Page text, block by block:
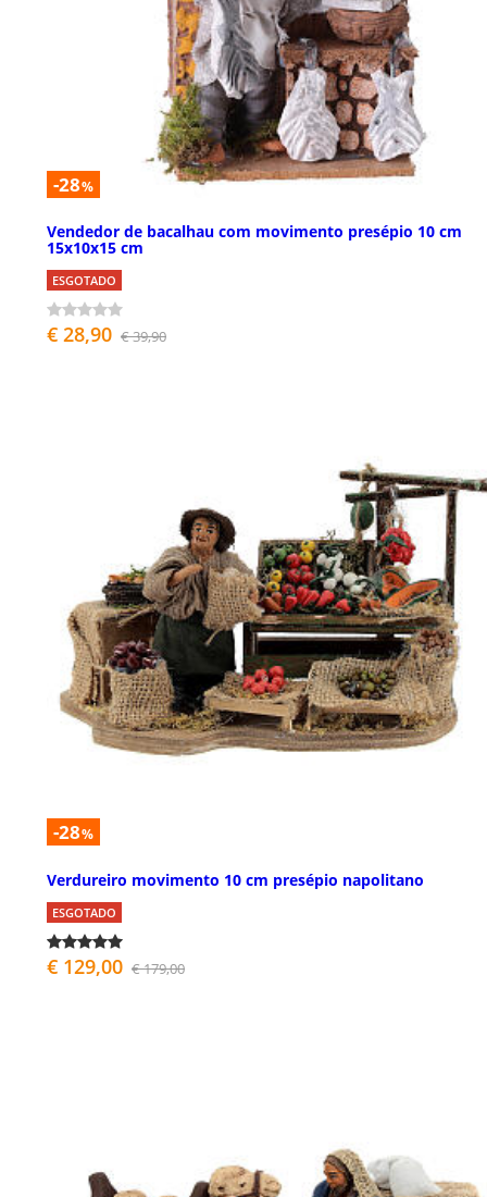
-28%
Vendedor de bacalhau com movimento presépio 10 cm
15x10x15 cm
ESGOTADO
€ 28,90 € 39,90
-28%
Verdureiro movimento 10 cm presépio napolitano
ESGOTADO
€ 129,00 € 179,00